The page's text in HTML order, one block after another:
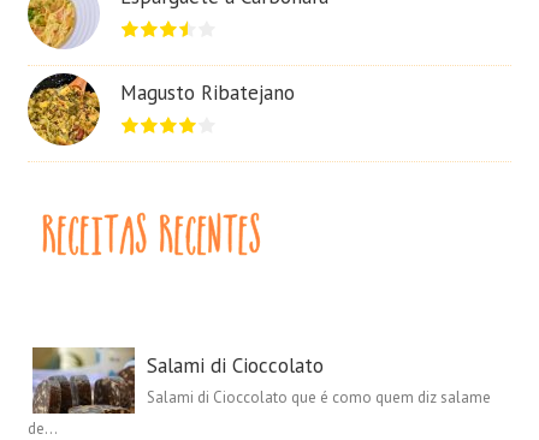
Magusto Ribatejano
Salami di Cioccolato
Salami di Cioccolato que é como quem diz salame
de...